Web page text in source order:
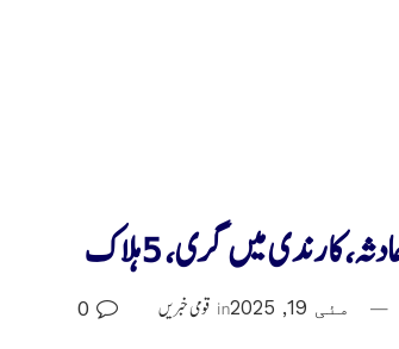
کار ندی میں گری، 5 ہلاک
مئی 19, 2025 in قومی خبریں